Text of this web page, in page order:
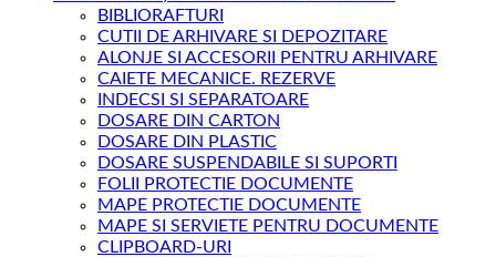
BIBLIORAFTURI
CUTII DE ARHIVARE SI DEPOZITARE
ALONJE SI ACCESORII PENTRU ARHIVARE
CAIETE MECANICE. REZERVE
INDECSI SI SEPARATOARE
DOSARE DIN CARTON
DOSARE DIN PLASTIC
DOSARE SUSPENDABILE SI SUPORTI
FOLII PROTECTIE DOCUMENTE
MAPE PROTECTIE DOCUMENTE
MAPE SI SERVIETE PENTRU DOCUMENTE
CLIPBOARD-URI